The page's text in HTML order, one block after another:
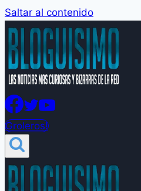
Saltar al contenido
Groleros!